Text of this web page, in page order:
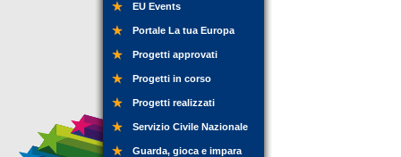
EU Events
Portale La tua Europa
Progetti approvati
Progetti in corso
Progetti realizzati
Servizio Civile Nazionale
Guarda, gioca e impara